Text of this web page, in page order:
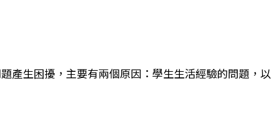
產生困擾，主要有兩個原因：學生生活經驗的問題，